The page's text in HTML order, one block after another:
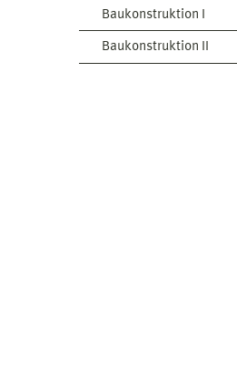
Baukonstruktion I
Baukonstruktion II